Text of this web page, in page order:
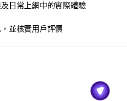
日常上網中的實際體驗
並核實用戶評價